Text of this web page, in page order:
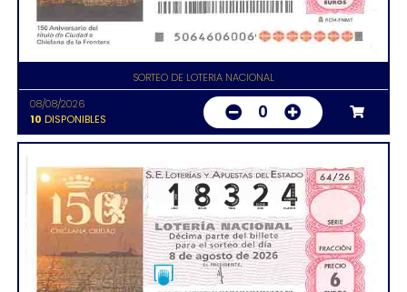
SORTEO DE LOTERIA NACIONAL
08/08/2026
10 DISPONIBLES 0